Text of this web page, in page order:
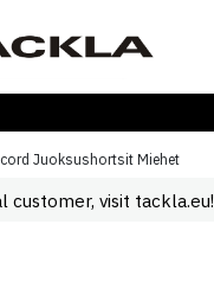
Juoksushortsit Miehet
customer, visit tackla.eu!